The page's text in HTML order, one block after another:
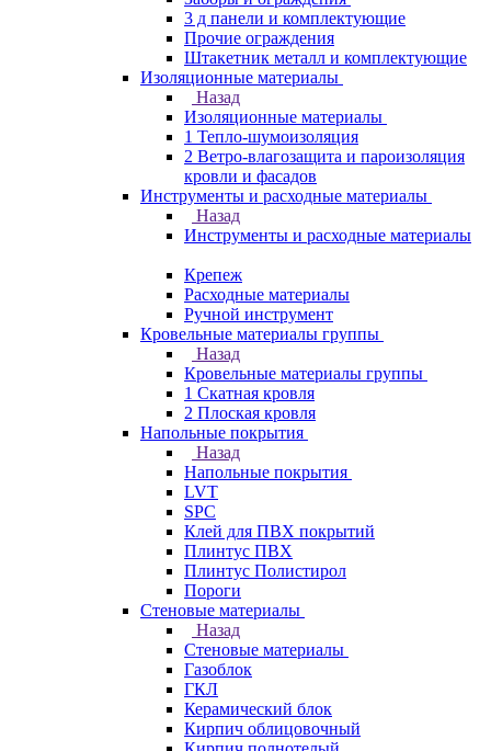
3 д панели и комплектующие
Прочие ограждения
Штакетник металл и комплектующие
Изоляционные материалы
Назад
Изоляционные материалы
1 Тепло-шумоизоляция
2 Ветро-влагозащита и пароизоляция
кровли и фасадов
Инструменты и расходные материалы
Назад
Инструменты и расходные материалы
Крепеж
Расходные материалы
Ручной инструмент
Кровельные материалы группы
Назад
Кровельные материалы группы
1 Скатная кровля
2 Плоская кровля
Напольные покрытия
Назад
Напольные покрытия
LVT
SPC
Клей для ПВХ покрытий
Плинтус ПВХ
Плинтус Полистирол
Пороги
Стеновые материалы
Назад
Стеновые материалы
Газоблок
ГКЛ
Керамический блок
Кирпич облицовочный